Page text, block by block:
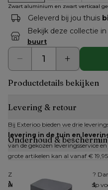
Zwart aluminium en zwart verticaal
Geleverd bij jou thuis
Bekijk deze collectie
buurt
Productdetails bekijken
Levering & retour
Bij Exterioo bieden we drie
levering in de tuin en
van de gekozen leveringsservice
grote artikelen kan al vanaf €
Zijn alle artikelen op voorraad?
kiezen. Zijn niet alle artikelen op
Onderhoud &
Maak je look compleet